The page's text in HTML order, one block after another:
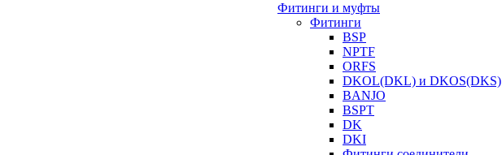
Фитинги и муфты
Фитинги
BSP
NPTF
ORFS
DKOL(DKL) и DKOS(DKS)
BANJO
BSPT
DK
DKI